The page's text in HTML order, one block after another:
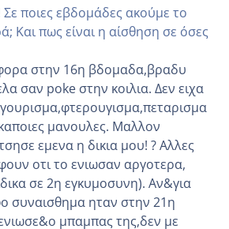
Σε ποιες εβδομάδες ακούμε το
Και πως είναι η αίσθηση σε όσες
στην 16η βδομαδα,βραδυ
σαν poke στην κοιλια. Δεν ειχα
μανουλες. Μαλλον
εμενα η δικια μου! ? Αλλες
οτι το ενιωσαν αργοτερα,
σε 2η εγκυμοσυνη). Αν&για
συναισθημα ηταν στην 21η
μπαμπας της,δεν με